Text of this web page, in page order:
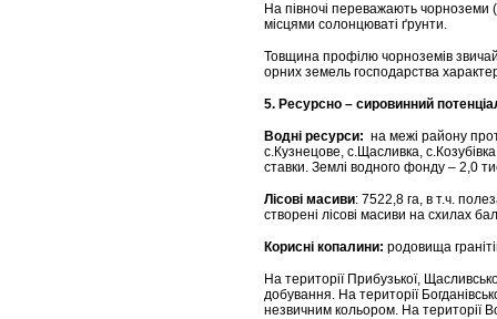
На півночі переважають чорноземи
місцями солонцюваті ґрунти.
Товщина профілю чорноземів
орних земель господарства
5. Ресурсно – сировинний
Водні ресурси: на межі району
с.Кузнецове, с.Щасливка,
ставки. Землі водного фонду – 2,0
Лісові масиви: 7522,8 га, в т.ч.
створені лісові масиви на схилах
Корисні копалини: родовища
На території Прибузької,
добування. На території
незвичним кольором. На території